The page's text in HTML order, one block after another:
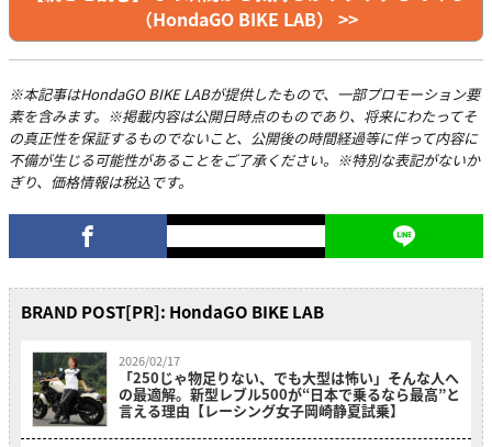
（HondaGO BIKE LAB） >>
※本記事はHondaGO BIKE LABが提供したもので、一部プロモーション要
素を含みます。※掲載内容は公開日時点のものであり、将来にわたってそ
の真正性を保証するものでないこと、公開後の時間経過等に伴って内容に
不備が生じる可能性があることをご了承ください。※特別な表記がないか
ぎり、価格情報は税込です。
BRAND POST[PR]: HondaGO BIKE LAB
2026/02/17
「250じゃ物足りない、でも大型は怖い」そんな人へ
の最適解。新型レブル500が“日本で乗るなら最高”と
言える理由【レーシング女子岡崎静夏試乗】